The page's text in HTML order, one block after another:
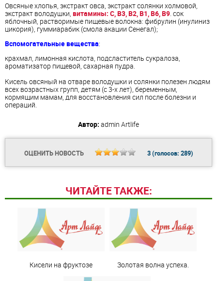
Овсяные хлопья, экстракт овса, экстракт солянки холмовой,
экстракт володушки, витамины: С, В3, В2, В1, В6, В9 . сок
яблочный, растворимые пищевые волокна: фибрулин (инулиниз
цикория), гуммиарабик (смола акации Сенегал);
Вспомогательные вещества:
крахмал, лимонная кислота, подсластитель сукралоза,
ароматизатор пищевой, сахарная пудра.
Кисель овсяный на отваре володушки и солянки полезен людям
всех возрастных групп, детям (с 3-х лет), беременным,
кормящим мамам, для восстановления сил после болезни и
операций.
Автор: admin Artlife
ОЦЕНИТЬ НОВОСТЬ 3(голосов: 289)
ЧИТАЙТЕ ТАКЖЕ:
Кисели на фруктозе Золотая волна успеха.